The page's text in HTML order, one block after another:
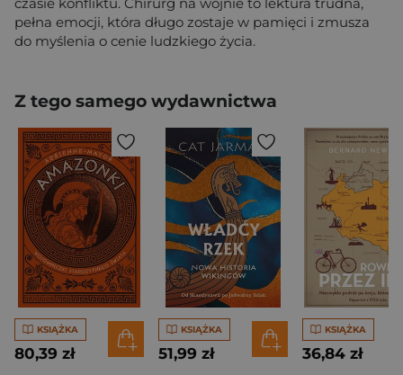
pełna emocji, która długo zostaje w pamięci i zmusza
do myślenia o cenie ludzkiego życia.
Z tego samego wydawnictwa
KSIĄŻKA
80,39 zł
KSIĄŻKA
51,99 zł
KSIĄŻKA
36,84 zł